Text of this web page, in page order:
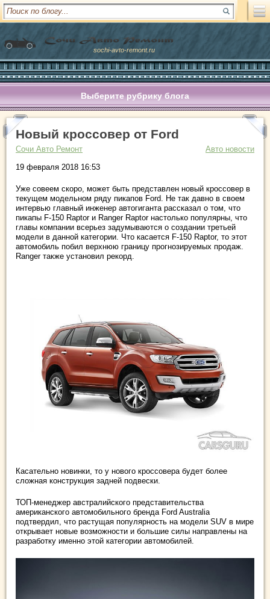
sochi-avto-remont.ru
Выберите рубрику блога
Новый кроссовер от Ford
Сочи Авто Ремонт
Авто новости
19 февраля 2018 16:53
Уже совеем скоро, может быть представлен новый кроссовер в
текущем модельном ряду пикапов Ford. Не так давно в своем
интервью главный инженер автогиганта рассказал о том, что
пикапы F-150 Raptor и Ranger Raptor настолько популярны, что
главы компании всерьез задумываются о создании третьей
модели в данной категории. Что касается F-150 Raptor, то этот
автомобиль побил верхнюю границу прогнозируемых продаж.
Ranger также установил рекорд.
Касательно новинки, то у нового кроссовера будет более
сложная конструкция задней подвески.
ТОП-менеджер австралийского представительства
американского автомобильного бренда Ford Australia
подтвердил, что растущая популярность на модели SUV в мире
открывает новые возможности и большие силы направлены на
разработку именно этой категории автомобилей.